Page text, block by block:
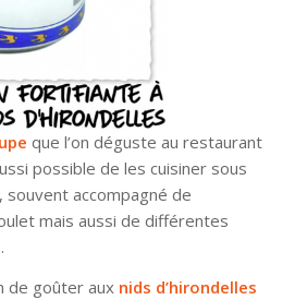
que l’on déguste au restaurant
possible de les cuisiner sous
, souvent accompagné de
mais aussi de différentes
de goûter aux nids d’hirondelles